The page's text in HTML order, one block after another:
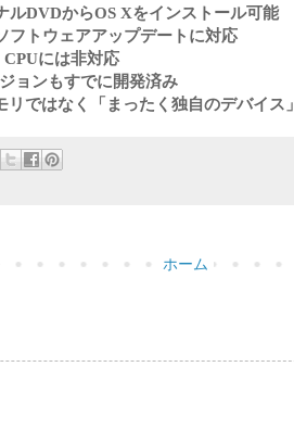
ルDVDからOS Xをインストール可能
フトウェアアップデートに対応
CPUには非対応
ョンもすでに開発済み
リではなく「まったく独自のデバイス」
ホーム